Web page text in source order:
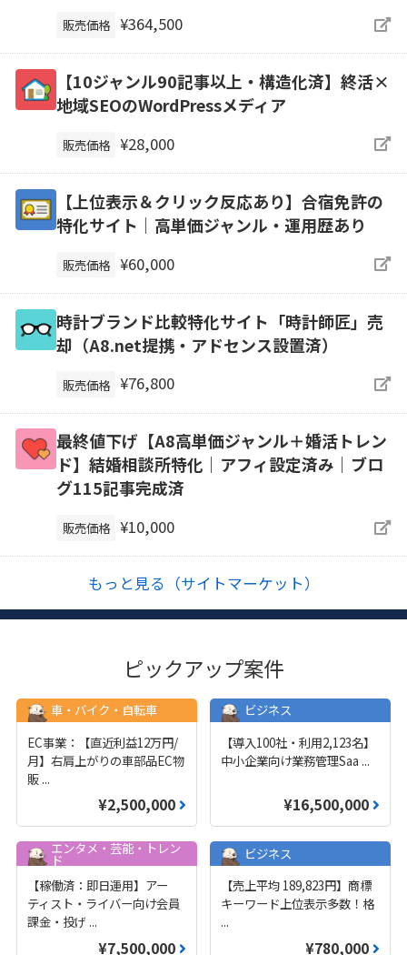
販売価格 ¥364,500
【10ジャンル90記事以上・構造化済】終活×
地域SEOのWordPressメディア
販売価格 ¥28,000
【上位表示＆クリック反応あり】合宿免許の
特化サイト｜高単価ジャンル・運用歴あり
販売価格 ¥60,000
時計ブランド比較特化サイト「時計師匠」売
却（A8.net提携・アドセンス設置済）
販売価格 ¥76,800
最終値下げ【A8高単価ジャンル＋婚活トレン
ド】結婚相談所特化｜アフィ設定済み｜ブロ
グ115記事完成済
販売価格 ¥10,000
もっと見る（サイトマーケット）
ピックアップ案件
車・バイク・自転車
EC事業：【直近利益12万円/
月】右肩上がりの車部品EC物
販 ...
¥2,500,000
ビジネス
【導入100社・利用2,123名】
中小企業向け業務管理Saa ...
¥16,500,000
エンタメ・芸能・トレン
ド
【稼働済：即日運用】アー
ティスト・ライバー向け会員
課金・投げ ...
¥7,500,000
ビジネス
【売上平均 189,823円】商標
キーワード上位表示多数！格
...
¥780,000